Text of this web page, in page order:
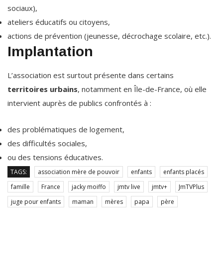
sociaux),
ateliers éducatifs ou citoyens,
actions de prévention (jeunesse, décrochage scolaire, etc.).
Implantation
L’association est surtout présente dans certains
territoires urbains, notamment en Île-de-France, où elle
intervient auprès de publics confrontés à :
des problématiques de logement,
des difficultés sociales,
ou des tensions éducatives.
TAGS: association mère de pouvoir enfants
enfants placés
famille
France jacky moiffo jmtv live jmtv+
JmTVPlus
juge pour enfants
maman mères papa père